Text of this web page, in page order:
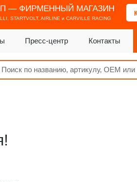
— ФИРМЕННЫЙ МАГАЗИН
STARTVOLT, AIRLINE и CARVILLE RACING
Пресс-центр Контакты